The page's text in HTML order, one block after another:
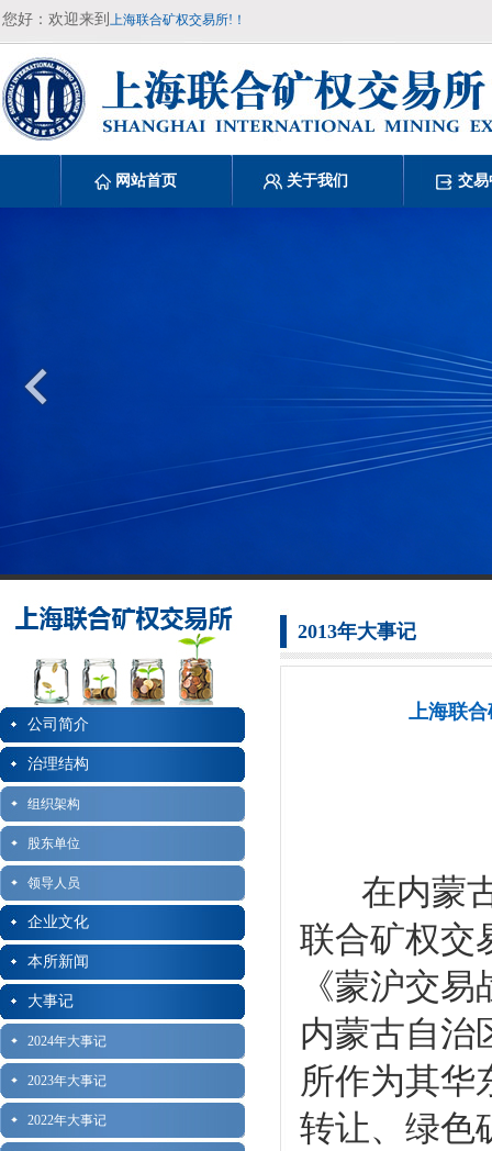
您好：欢迎来到 上海联合矿权交易所!！
网站首页 关于我们 交易
公司简介
治理结构
组织架构
股东单位
领导人员
企业文化
本所新闻
大事记
2024年大事记
2023年大事记
2022年大事记
2013年大事记
上海联
在内蒙古
联合矿权交
《蒙沪交
内蒙古自治
所作为其华
转让、绿色